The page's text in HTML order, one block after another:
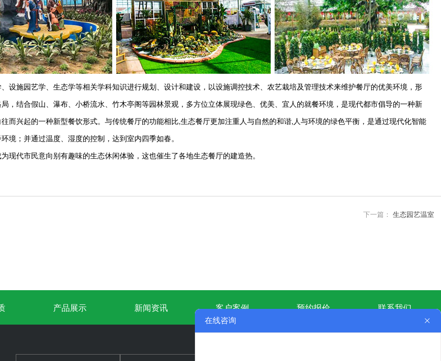
设施园艺学、生态学等相关学科知识进行规划、设计和建设，以设施调控技术、农艺栽培及管理技术来维护餐厅的优美环境，形
，结合假山、瀑布、小桥流水、竹木亭阁等园林景观，多方位立体展现绿色、优美、宜人的就餐环境，是现代都市倡导的一种新
而兴起的一种新型餐饮形式。与传统餐厅的功能相比,生态餐厅更加注重人与自然的和谐,人与环境的绿色平衡，是通过现代化智能
境；并通过温度、湿度的控制，达到室内四季如春。
现代市民意向别有趣味的生态休闲体验，这也催生了各地生态餐厅的建造热。
下一篇： 生态园艺温室
产品展示 新闻资讯 客户案例 预约报价 联系我们